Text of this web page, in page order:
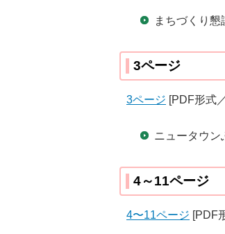
まちづくり
3ページ
3ページ [PDF形式
ニュータウン
4～11ページ
4〜11ページ [PDF